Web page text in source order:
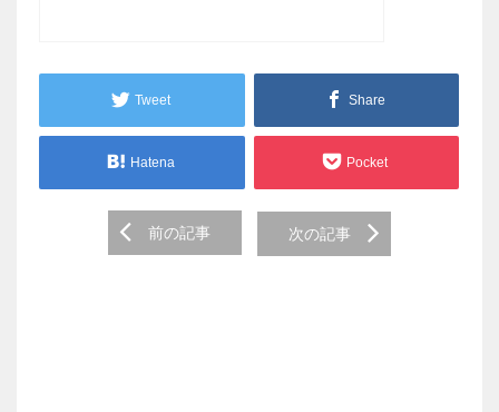
Tweet Share
Hatena Pocket
navigation
前の記事 次の記事